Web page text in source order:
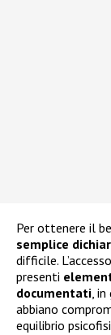
Per ottenere il
semplice
difficile.
presenti
documentati,
abbiano
equilibrio